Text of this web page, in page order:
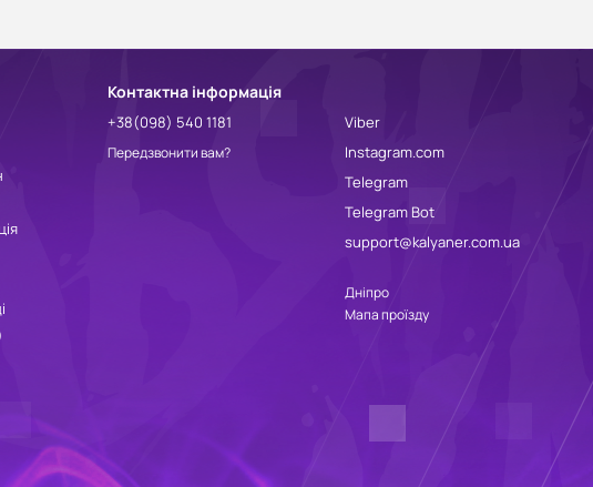
Контактна інформація
+38(098) 540 1181
Передзвонити вам?
Viber
Instagram.com
Telegram
Telegram Bot
support@kalyaner.com.ua
Дніпро
Мапа проїзду